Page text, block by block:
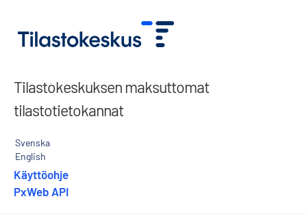
Tilastokeskuksen maksuttomat
tilastotietokannat
Svenska
English
Käyttöohje
PxWeb API